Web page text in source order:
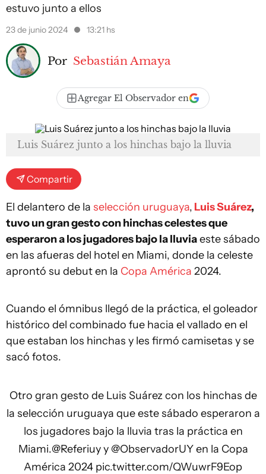
estuvo junto a ellos
23 de junio 2024 13:21 hs
Por Sebastián Amaya
Agregar El Observador en
Luis Suárez junto a los hinchas bajo la lluvia
Compartir
El delantero de la selección uruguaya, Luis Suárez,
tuvo un gran gesto con hinchas celestes que
esperaron a los jugadores bajo la lluviaeste sábado
en las afueras del hotel en Miami, donde la celeste
aprontó su debut en la Copa América 2024.
Cuando el ómnibus llegó de la práctica, el goleador
histórico del combinado fue hacia el vallado en el
que estaban los hinchas y les firmó camisetas y se
sacó fotos.
Otro gran gesto de Luis Suárez con los hinchas de
la selección uruguaya que este sábado esperaron a
los jugadores bajo la lluvia tras la práctica en
Miami.@Referiuyy @ObservadorUYen la Copa
América 2024 pic.twitter.com/QWuwrF9Eop